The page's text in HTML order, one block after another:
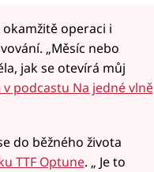
operaci i
„Měsíc nebo
jak se otevírá můj
podcastu Na jedné vlně
do běžného života
TTF Optune. „ Je to